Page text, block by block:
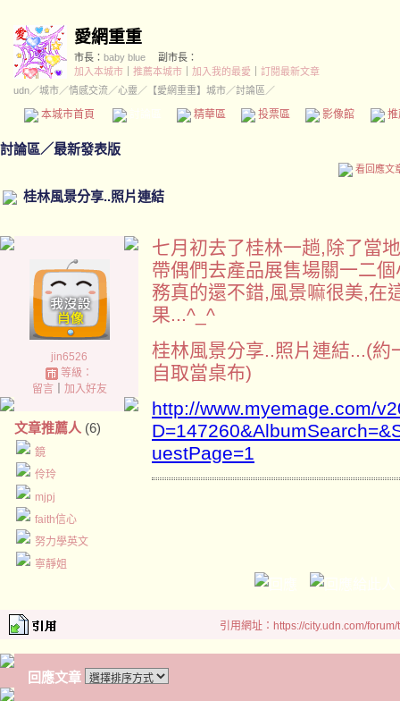
愛網重重
市長： baby blue
副市長：
加入本城市
推薦本城市 加入我的最愛
訂閱最新文章
udn／城市／情感交流／心靈 ／ 【愛網重重】城市／討論區／
本城市首頁 精華區 投票區 影像館
討論區／最新發表版
看回應文
桂林風景分享..照片連結
jin6526
等級：
留言｜ 加入好友
文章推薦人 (6)
鏡
伶玲
mjpj
faith信心
努力學英文
寧靜姐
七月初去了桂林一趟,除了當
帶偶們去產品展售場關一二
務真的還不錯,風景嘛很美,在
果...^_^
桂林風景分享..照片連結...(
自取當桌布)
http://www.myemage.com/
uestPage=1
引用網址：https://city.udn.com/
回應文章